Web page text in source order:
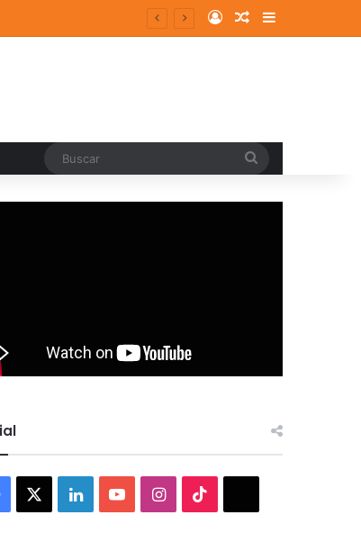
Log InRandom Article
Sidebar
Facebook LinkedInYouTubeInstagram